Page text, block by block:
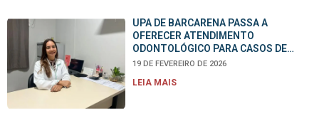
UPA DE BARCARENA PASSA A
OFERECER ATENDIMENTO
ODONTOLÓGICO PARA CASOS DE
URGÊNCIA E EMERGÊNCIA
19 DE FEVEREIRO DE 2026
LEIA MAIS